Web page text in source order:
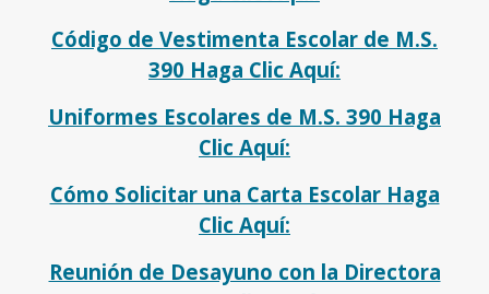
Código de Vestimenta Escolar de M.S.
390 Haga Clic Aquí:
Uniformes Escolares de M.S. 390 Haga
Clic Aquí:
Cómo Solicitar una Carta Escolar Haga
Clic Aquí:
Reunión de Desayuno con la Directora